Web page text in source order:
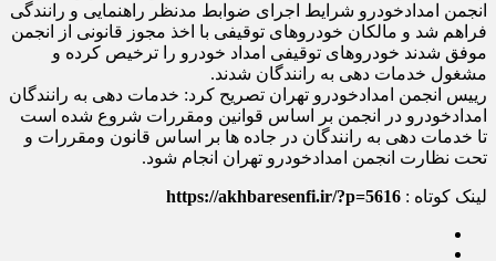
انجمن امدادخودرو شرایط اجرای ضوابط مدنظر راهنمایی و رانندگی
فراهم شد و مالکان خودروهای توقیفی با اخذ مجوز قانونی از انجمن
موفق شدند خودروهای توقیفی امداد خودرو را ترخیص کرده و
مشغول خدمات دهی به رانندگان شدند.
رییس انجمن امدادخودرو تهران تصریح کرد: خدمات دهی به رانندگان
امدادخودرو در انجمن بر اساس قوانین ومقررات شروع شده است
تا خدمات دهی به رانندگان در جاده ها بر اساس قانون ومقررات و
تحت نظارت انجمن امدادخودرو تهران انجام شود.
لینک کوتاه : https://akhbaresenfi.ir/?p=5616